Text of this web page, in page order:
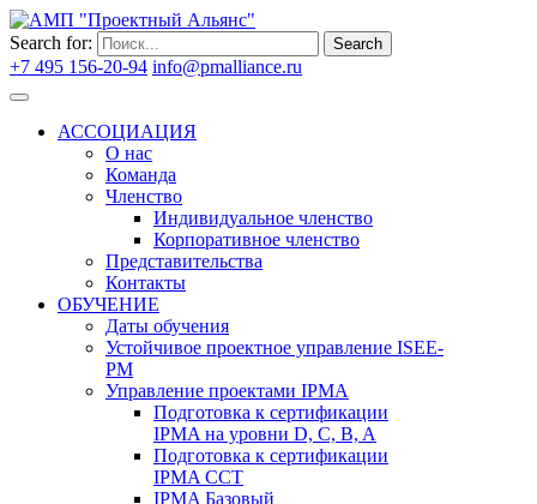
Search for: Search
+7 495 156-20-94 info@pmalliance.ru
АССОЦИАЦИЯ
О нас
Команда
Членство
Индивидуальное членство
Корпоративное членство
Представительства
Контакты
ОБУЧЕНИЕ
Даты обучения
Устойчивое проектное управление ISEE-
PM
Управление проектами IPMA
Подготовка к сертификации
IPMA на уровни D, C, B, A
Подготовка к сертификации
IPMA CCT
IPMA Базовый